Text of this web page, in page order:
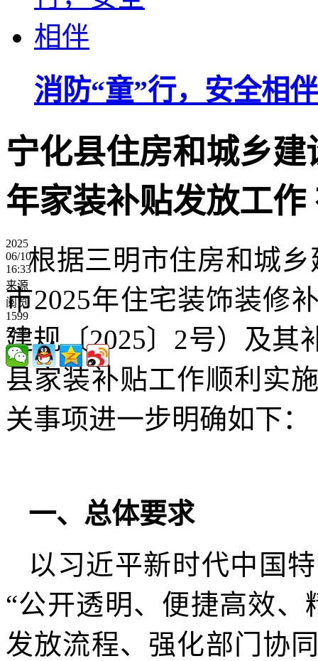
消防“童”行，安全相伴
宁化县住房和城乡
年家装补贴发放工
2025
06/10
16:33
来源
阅览
1599
分享
根据三明市住房和城
市2025年住宅装饰装修
建规〔2025〕2号）及其
县家装补贴工作顺利实
关事项进一步明确如下：
一、总体要求
以习近平新时代中国
“公开透明、便捷高效
发放流程、强化部门协